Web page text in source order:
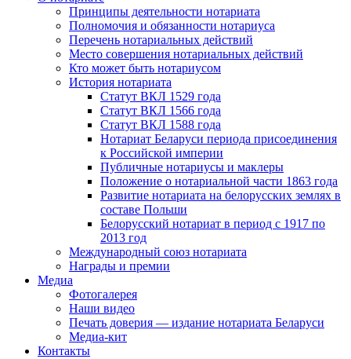
Принципы деятельности нотариата
Полномочия и обязанности нотариуса
Перечень нотариальных действий
Место совершения нотариальных действий
Кто может быть нотариусом
История нотариата
Статут ВКЛ 1529 года
Статут ВКЛ 1566 года
Статут ВКЛ 1588 года
Нотариат Беларуси периода присоединения
к Российской империи
Публичные нотариусы и маклеры
Положение о нотариальной части 1863 года
Развитие нотариата на белорусских землях в
составе Польши
Белорусский нотариат в период с 1917 по
2013 год
Международный союз нотариата
Награды и премии
Медиа
Фотогалерея
Наши видео
Печать доверия — издание нотариата Беларуси
Медиа-кит
Контакты